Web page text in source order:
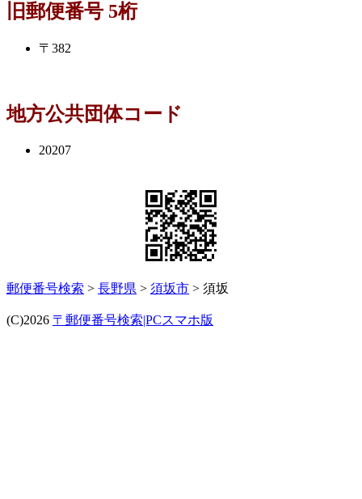
旧郵便番号 5桁
〒382
地方公共団体コード
20207
郵便番号検索 > 長野県 > 須坂市 > 須坂
(C)2026 〒郵便番号検索|PCスマホ版